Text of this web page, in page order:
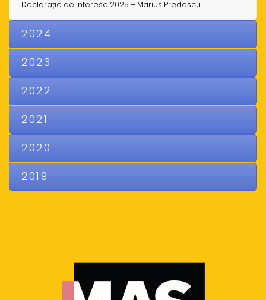
Declarație de interese 2025 – Marius Predescu
2024
2023
2022
2021
2020
2019